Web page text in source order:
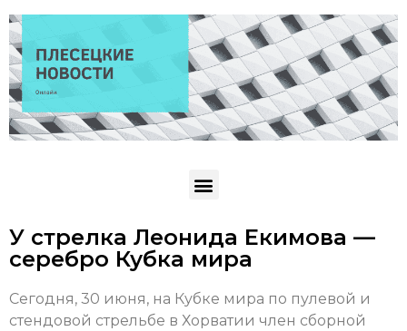
У стрелка Леонида Екимова —
серебро Кубка мира
Сегодня, 30 июня, на Кубке мира по пулевой и
стендовой стрельбе в Хорватии член сборной